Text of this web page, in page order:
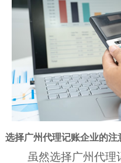
选择广州代理记账企业的注
虽然选择广州代理